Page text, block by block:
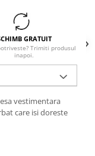
GRATUIT
Trimiti produsul
inapoi.
vestimentara
care isi doreste